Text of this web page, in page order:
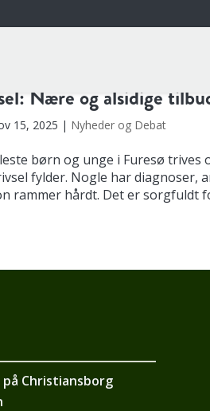
Nære og alsidige
15, 2025 | Nyheder og Debat
børn og unge i Furesø trives
fylder. Nogle har diagnoser,
rammer hårdt. Det er sorgfuldt
Christiansborg